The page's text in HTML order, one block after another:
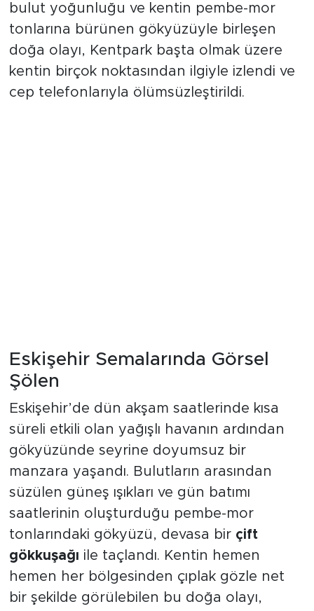
bulut yoğunluğu ve kentin pembe-mor
tonlarına bürünen gökyüzüyle birleşen
doğa olayı, Kentpark başta olmak üzere
kentin birçok noktasından ilgiyle izlendi ve
cep telefonlarıyla ölümsüzleştirildi.
Eskişehir Semalarında Görsel
Şölen
Eskişehir’de dün akşam saatlerinde kısa
süreli etkili olan yağışlı havanın ardından
gökyüzünde seyrine doyumsuz bir
manzara yaşandı. Bulutların arasından
süzülen güneş ışıkları ve gün batımı
saatlerinin oluşturduğu pembe-mor
tonlarındaki gökyüzü, devasa bir çift
gökkuşağı ile taçlandı. Kentin hemen
hemen her bölgesinden çıplak gözle net
bir şekilde görülebilen bu doğa olayı,